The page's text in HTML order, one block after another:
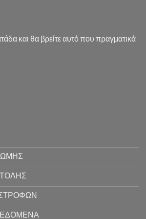
και θα βρείτε αυτό που πραγματικά